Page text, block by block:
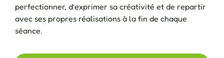
perfectionner, d’exprimer sa créativité et de repartir
avec ses propres réalisations à la fin de chaque
séance.